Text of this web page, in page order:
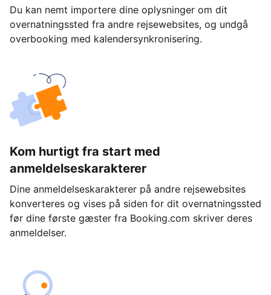
Du kan nemt importere dine oplysninger om dit
overnatningssted fra andre rejsewebsites, og undgå
overbooking med kalendersynkronisering.
Kom hurtigt fra start med
anmeldelseskarakterer
Dine anmeldelseskarakterer på andre rejsewebsites
konverteres og vises på siden for dit overnatningssted
før dine første gæster fra Booking.com skriver deres
anmeldelser.